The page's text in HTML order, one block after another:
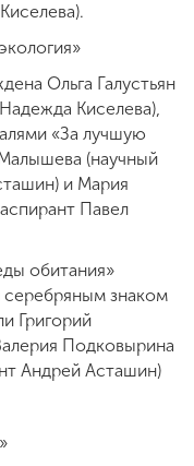
Ольга Галустьян
Киселева),
«За лучшую
(научный
и Мария
Павел
обитания»
знаком
Григорий
Подковырина
Андрей Асташин)